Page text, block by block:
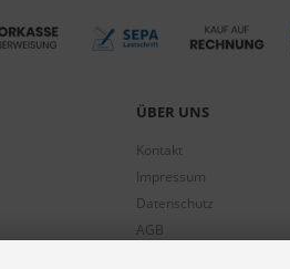
ÜBER UNS
Kontakt
Impressum
Datenschutz
AGB